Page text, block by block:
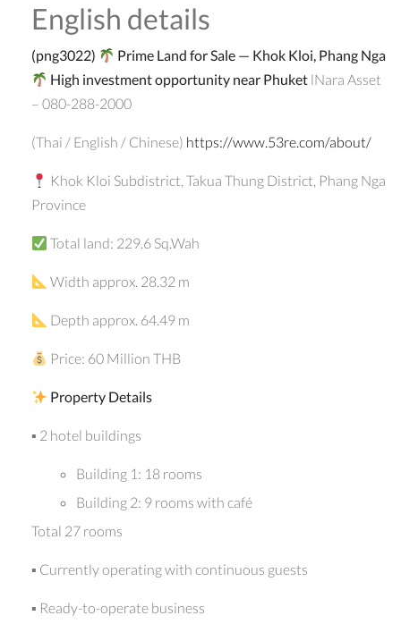
English details
(png3022)
Prime Land for Sale — Khok Kloi, Phang Nga
High investment opportunity near Phuket lNara Asset
– 080-288-2000
(Thai / English / Chinese) https://www.53re.com/about/
Khok Kloi Subdistrict, Takua Thung District, Phang Nga
Province
Total land: 229.6 Sq.Wah
Width approx. 28.32 m
Depth approx. 64.49 m
Price: 60 Million THB
Property Details
▪ 2 hotel buildings
Building 1: 18 rooms
Building 2: 9 rooms with café
Total 27 rooms
▪ Currently operating with continuous guests
▪ Ready-to-operate business